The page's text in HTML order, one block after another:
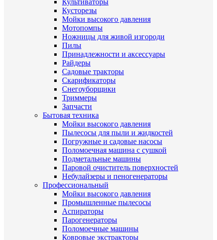
Кусторезы
Мойки высокого давления
Мотопомпы
Ножницы для живой изгороди
Пилы
Принадлежности и аксессуары
Райдеры
Садовые тракторы
Скарификаторы
Снегоуборщики
Триммеры
Запчасти
Бытовая техника
Мойки высокого давления
Пылесосы для пыли и жидкостей
Погружные и садовые насосы
Поломоечная машина с сушкой
Подметальные машины
Паровой очиститель поверхностей
Небулайзеры и пеногенераторы
Профессиональный
Мойки высокого давления
Промышленные пылесосы
Аспираторы
Парогенераторы
Поломоечные машины
Ковровые экстракторы